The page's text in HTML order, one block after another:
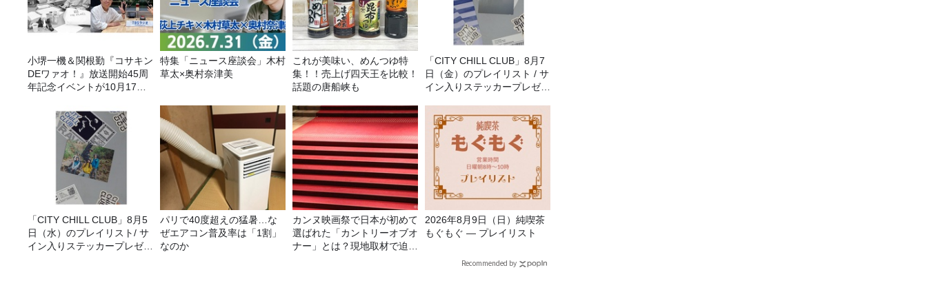
小堺一機＆関根勤『コサキン
DEワァオ！』放送開始45周
年記念イベントが10月17日
FC先行受付スタート！
特集「ニュース座談会」木村
草太×奥村奈津美
これが美味い、めんつゆ特
集！！売上げ四天王を比較！
話題の唐船峡も
「CITY CHILL CLUB」8月7
日（金）のプレイリスト / サ
イン入りステッカープレゼン
「CITY CHILL CLUB」8月5
日（水）のプレイリスト/ サ
イン入りステッカープレゼン
パリで40度超えの猛暑…な
ぜエアコン普及率は「1割」
なのか
カンヌ映画祭で日本が初めて
選ばれた「カントリーオブオ
ナー」とは？現地取材で迫る
2026年8月9日（日）純喫茶
もぐもぐ ― プレイリスト
Recommended by